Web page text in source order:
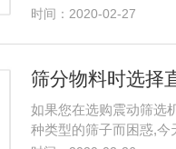
时间：2020-02-27
如果您在选购震动筛选
种类型的筛子而困惑,